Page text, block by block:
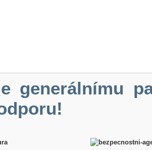
generálnímu